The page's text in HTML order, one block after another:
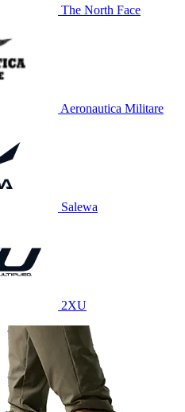
The North Face
Aeronautica Militare
Salewa
2XU